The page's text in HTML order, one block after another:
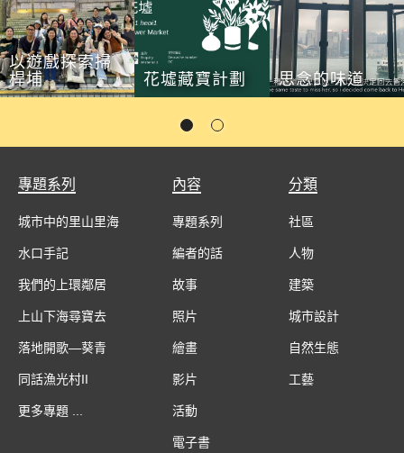
以遊戲探索掃
桿埔
花墟藏寶計劃 思念的味道
專題系列
城市中的里山里海
水口手記
我們的上環鄰居
上山下海尋寶去
落地開歌—葵青
同話漁光村II
更多專題 ...
內容
專題系列
編者的話
故事
照片
繪畫
影片
活動
電子書
分類
社區
人物
建築
城市設計
自然生態
工藝